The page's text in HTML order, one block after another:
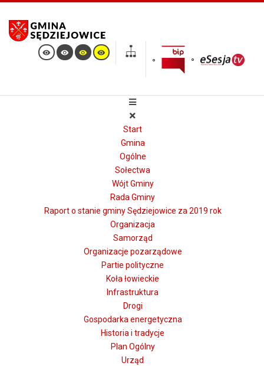
Start
Gmina
Ogólne
Sołectwa
Wójt Gminy
Rada Gminy
Raport o stanie gminy Sędziejowice za 2019 rok
Organizacja
Samorząd
Organizacje pozarządowe
Partie polityczne
Koła łowieckie
Infrastruktura
Drogi
Gospodarka energetyczna
Historia i tradycje
Plan Ogólny
Urząd